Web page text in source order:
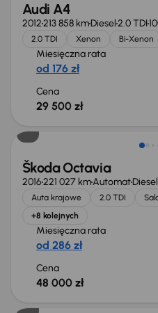
Audi A4
2012213 858 kmDiesel2.0 TDI
2.0 TDI Xenon Bi-Xenon
Miesięczna rata
od 176 zł
Cena
29 500 zł
Škoda Octavia
2016221 027 kmAutomatDiesel
Auta krajowe 2.0 TDI
+8 kolejnych
Miesięczna rata
od 286 zł
Cena
48 000 zł
Taniej o 1 500 zł